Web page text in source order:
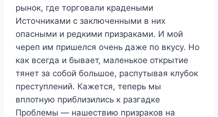
рынок, где торговали крадеными
Источниками с заключенными в них
опасными и редкими призраками. И мой
череп им пришелся очень даже по вкусу. Но
как всегда и бывает, маленькое открытие
тянет за собой большое, распутывая клубок
преступлений. Кажется, теперь мы
вплотную приблизились к разгадке
Проблемы — нашествию призраков на